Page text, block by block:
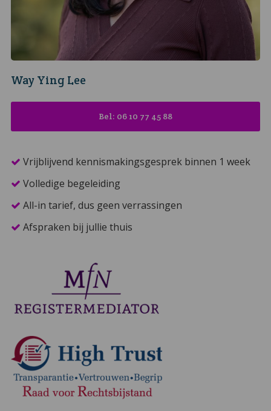
Way Ying Lee
Bel: 06 10 77 45 88
Vrijblijvend kennismakingsgesprek binnen 1 week
Volledige begeleiding
All-in tarief, dus geen verrassingen
Afspraken bij jullie thuis